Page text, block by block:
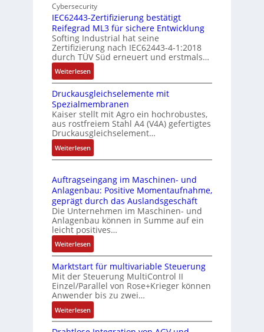
g
e
d
u
t
r
i
e
-
P
C
l
ä
s
s
s
c
h
f
l
e
x
i
b
e
l
f
ü
b
i
f
u
n
k
m
o
d
u
l
e
b
r
i
n
e
n
4
G
u
n
d
5
G
a
u
Cybersecurity
IEC62443-Zertifizierung bestätigt
Reifegrad ML3 für sichere Entwicklung
Softing Industrial hat seine
Zertifizierung nach IEC62443-4-1:2018
durch TÜV Süd erneuert und erstmals…
Weiterlesen:
I
E
C
6
2
4
4
3
Z
e
r
t
i
i
e
r
n
g
Druckausgleichselemente mit
Spezialmembranen
Kaiser stellt mit Agro ein hochrobustes,
aus rostfreiem Stahl A4 (V4A) gefertigtes
Druckausgleichselement…
Weiterlesen:
D
u
c
k
a
u
s
g
l
e
i
c
h
s
Auftragseingang im Maschinen- und
Anlagenbau: Positive Momentaufnahme,
geprägt durch das Auslandsgeschäft
Die Unternehmen im Maschinen- und
Anlagenbau können in Summe auf ein
leicht positives…
Weiterlesen:
A
u
f
t
r
a
g
Marktstart für multivariable Steuerung
Mit der Steuerung MultiControl II
Einzel/Parallel von Rose+Krieger können
Anwender bis zu zwei…
Weiterlesen:
M